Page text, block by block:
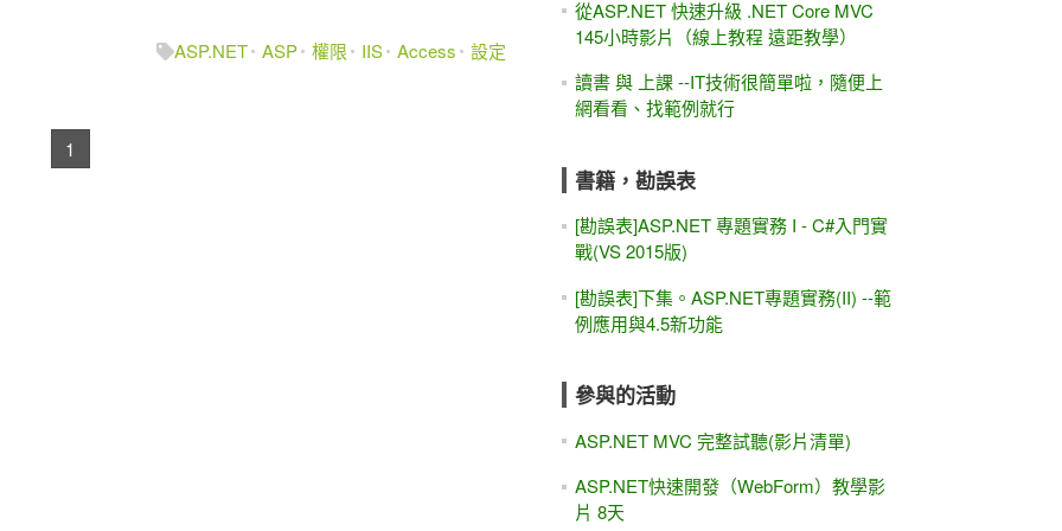
ASP.NET ASP 權限 IIS Access 設定
1
從ASP.NET 快速升級 .NET Core MVC
145小時影片（線上教程 遠距教學）
讀書 與 上課 --IT技術很簡單啦，隨便上
網看看、找範例就行
書籍，勘誤表
[勘誤表]ASP.NET 專題實務 I - C#入門實
戰(VS 2015版)
[勘誤表]下集。ASP.NET專題實務(II) --範
例應用與4.5新功能
參與的活動
ASP.NET MVC 完整試聽(影片清單)
ASP.NET快速開發（WebForm）教學影
片 8天